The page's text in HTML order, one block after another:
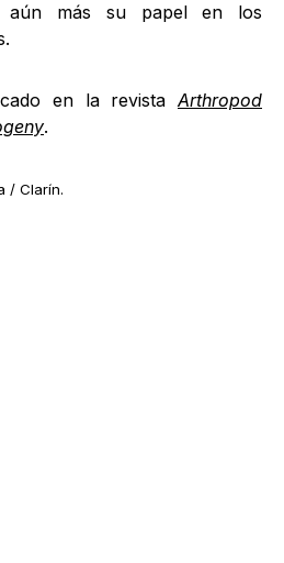
aún más su papel en los
en la revistaArthropod
.
/ Clarín.